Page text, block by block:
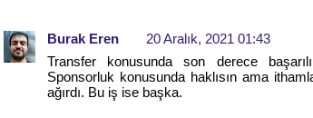
Burak Eren
20 Aralık, 2021 01:43
Transfer konusunda son derece
Sponsorluk konusunda haklısın ama
ağırdı. Bu iş ise başka.